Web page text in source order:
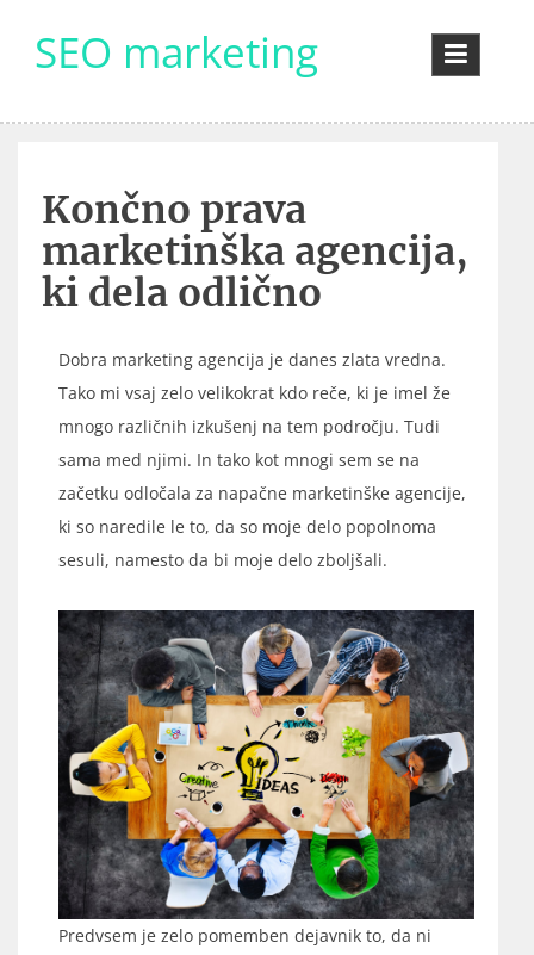
contentSEO marketing
Končno prava
marketinška agencija,
ki dela odlično
Dobra marketing agencija je danes zlata vredna.
Tako mi vsaj zelo velikokrat kdo reče, ki je imel že
mnogo različnih izkušenj na tem področju. Tudi
sama med njimi. In tako kot mnogi sem se na
začetku odločala za napačne marketinške agencije,
ki so naredile le to, da so moje delo popolnoma
sesuli, namesto da bi moje delo zboljšali.
Predvsem je zelo pomemben dejavnik to, da ni